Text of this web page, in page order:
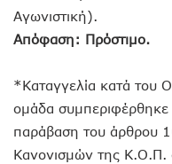
Αγωνιστική).
Απόφαση: Πρόστιμο.
*Καταγγελία κατά του
ομάδα
παράβαση του άρθρου
Κανονισμών της